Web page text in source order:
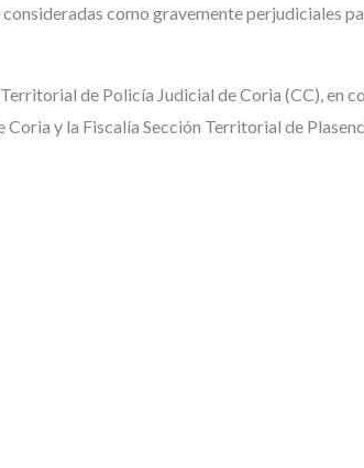
como gravemente perjudiciales
de Policía Judicial de Coria (CC), en
y la Fiscalía Sección Territorial de